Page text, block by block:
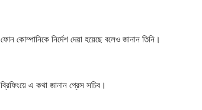
কোম্পানিকে নির্দেশ দেয়া হয়েছে বলেও জানান তিনি।
এ কথা জানান প্রেস সচিব।